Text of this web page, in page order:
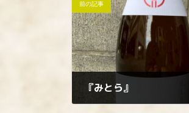
前の記事
『みとら』